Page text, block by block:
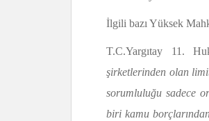
İlgili bazı Yüksek
T.C.Yargıtay 11.
şirketlerinden olan
sorumluluğu sadece
biri kamu